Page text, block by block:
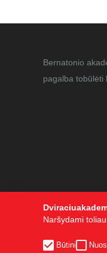
Bernatonio
pagalba tobūlėti
Naršydami
Būtini